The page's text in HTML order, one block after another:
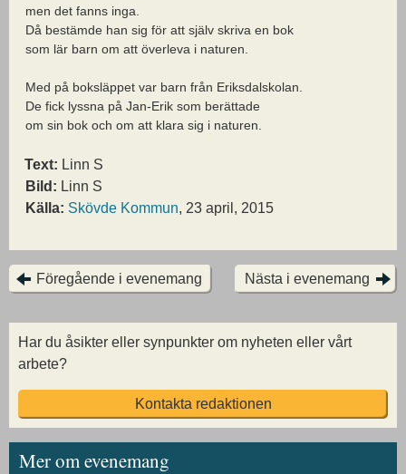
men det fanns inga.
Då bestämde han sig för att själv skriva en bok
som lär barn om att överleva i naturen.
Med på boksläppet var barn från Eriksdalskolan.
De fick lyssna på Jan-Erik som berättade
om sin bok och om att klara sig i naturen.
Text: Linn S
Bild: Linn S
Källa: Skövde Kommun, 23 april, 2015
Föregående i evenemang Nästa i evenemang
Har du åsikter eller synpunkter om nyheten eller vårt
arbete?
Kontakta redaktionen
Mer om evenemang